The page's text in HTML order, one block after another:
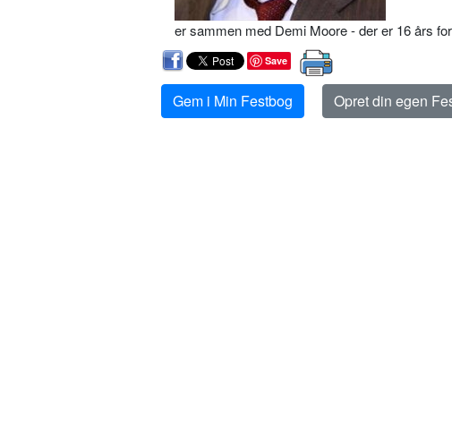
er sammen med Demi Moore - der er 16 års
Save
Gem i Min Festbog Opret din egen